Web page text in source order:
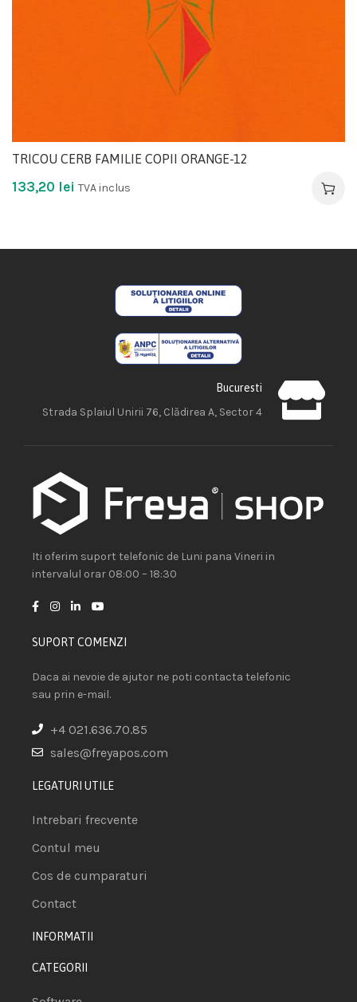
TRICOU CERB FAMILIE COPII ORANGE-12
133,20 lei TVA inclus
Bucuresti
Strada Splaiul Unirii 76, Clădirea A, Sector 4
Iti oferim suport telefonic de Luni pana Vineri in
intervalul orar 08:00 – 18:30
SUPORT COMENZI
Daca ai nevoie de ajutor ne poti contacta telefonic
sau prin e-mail.
+4 021.636.70.85
sales@freyapos.com
LEGATURI UTILE
Intrebari frecvente
Contul meu
Cos de cumparaturi
Contact
INFORMATII
CATEGORII